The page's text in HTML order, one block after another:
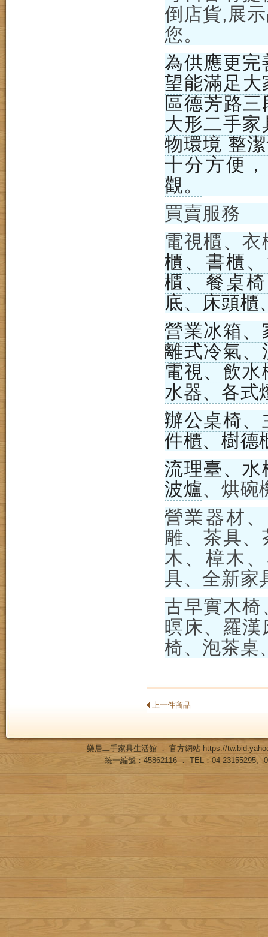
倒店貨,展
您。
為供應更完
望能滿足
區德芳路
大形二手
物環境 整
十分方便
觀。
買賣服務
電視櫃、
櫃、書櫃
櫃、餐桌
底、床頭櫃
營業冰箱
離式冷氣、
電視、飲
水器、各式
辦公桌椅、
件櫃、樹德
流理臺、水
波爐、烘碗
營業器材
雕、茶具
木、樟木
具、全新家
古早實木椅
暝床、羅
椅、泡茶桌
上一件商品
樂居二手家具生活館 ． 官方網站 https://
統一編號：45862116 ． TEL：04-23155295